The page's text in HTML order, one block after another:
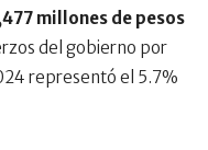
millones de pesos
del gobierno por
representó el 5.7%